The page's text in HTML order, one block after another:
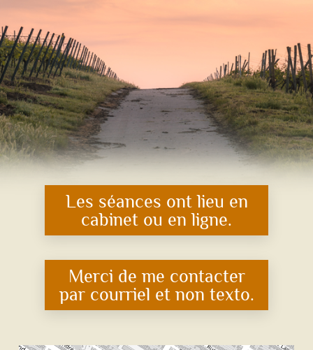
Les séances ont lieu en
cabinet ou en ligne.
Merci de me contacter
par courriel et non texto.